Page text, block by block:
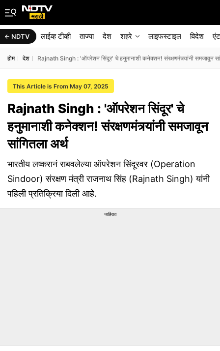
NDTV लाईव्ह टीव्ही ताज्या देश शहरे लाइफस्टाइल विदेश
होम देश Rajnath Singh : 'ऑपरेशन सिंदूर' चे हनुमानाशी कनेक्शन! संरक्षणमंत्र्यांनी समजावून
This Article is From May 07, 2025
Rajnath Singh : 'ऑपरेशन सिंदूर' चे
हनुमानाशी कनेक्शन! संरक्षणमंत्र्यांनी समजावून
सांगितला अर्थ
भारतीय लष्करानं राबवलेल्या ऑपरेशन सिंदूरवर (Operation
Sindoor) संरक्षण मंत्री राजनाथ सिंह (Rajnath Singh) यांनी
पहिली प्रतिक्रिया दिली आहे.
जाहिरात